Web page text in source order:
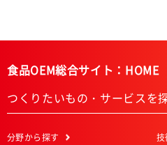
食品OEM総合サイト：HOME
つくりたいもの・サービスを
分野から探す 技